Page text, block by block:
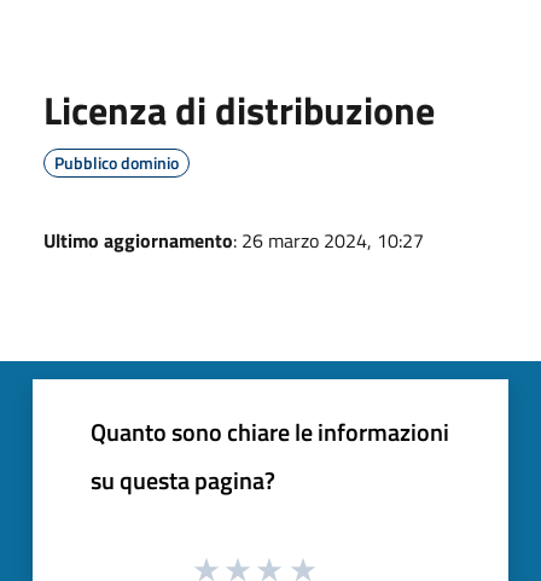
Licenza di distribuzione
Pubblico dominio
Ultimo aggiornamento: 26 marzo 2024, 10:27
Quanto sono chiare le informazioni
su questa pagina?